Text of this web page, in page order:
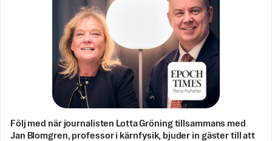
Följ med när journalisten Lotta Gröning tillsammans med
Jan Blomgren, professor i kärnfysik, bjuder in gäster till att